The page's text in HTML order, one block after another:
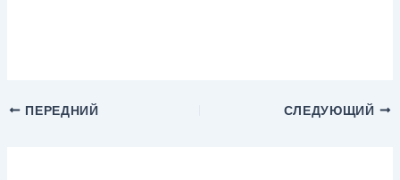
ПЕРЕДНИЙ СЛЕДУЮЩИЙ